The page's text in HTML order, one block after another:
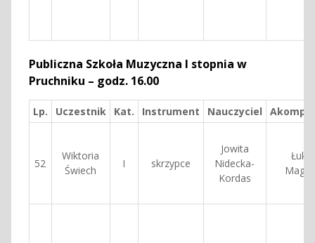
Publiczna Szkoła Muzyczna I stopnia w
Pruchniku – godz. 16.00
Lp. Uczestnik Kat. Instrument Nauczyciel
52
Wiktoria
Świech
I skrzypce
Jowita
Nidecka-
Kordas